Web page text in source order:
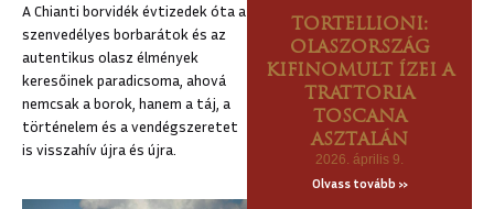
A Chianti borvidék évtizedek óta a
szenvedélyes borbarátok és az
autentikus olasz élmények
keresőinek paradicsoma, ahová
nemcsak a borok, hanem a táj, a
történelem és a vendégszeretet
is visszahív újra és újra.
TORTELLIONI:
OLASZORSZÁG
KIFINOMULT ÍZEI A
TRATTORIA
TOSCANA
ASZTALÁN
2026. április 9.
Olvass tovább »